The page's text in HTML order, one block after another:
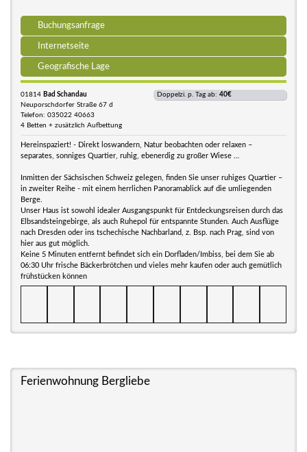
Buchungsanfrage
Internetseite
Geografische Lage
01814 Bad Schandau
Neuporschdorfer Straße 67 d
Telefon: 035022 40663
4 Betten + zusätzlich Aufbettung
Doppelzi. p. Tag ab: 40€
Hereinspaziert! - Direkt loswandern, Natur beobachten oder relaxen –
separates, sonniges Quartier, ruhig, ebenerdig zu großer Wiese …
Inmitten der Sächsischen Schweiz gelegen, finden Sie unser ruhiges Quartier –
in zweiter Reihe - mit einem herrlichen Panoramablick auf die umliegenden
Berge.
Unser Haus ist sowohl idealer Ausgangspunkt für Entdeckungsreisen durch das
Elbsandsteingebirge, als auch Ruhepol für entspannte Stunden. Auch Ausflüge
nach Dresden oder ins tschechische Nachbarland, z. Bsp. nach Prag, sind von
hier aus gut möglich.
Keine 5 Minuten entfernt befindet sich ein Dorfladen/Imbiss, bei dem Sie ab
06:30 Uhr frische Bäckerbrötchen und vieles mehr kaufen oder auch gemütlich
frühstücken können
Ferienwohnung Bergliebe